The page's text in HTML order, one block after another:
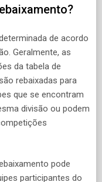
de acordo
Geralmente, as
da tabela de
rebaixadas para
que se encontram
divisão ou podem
pode
participantes do